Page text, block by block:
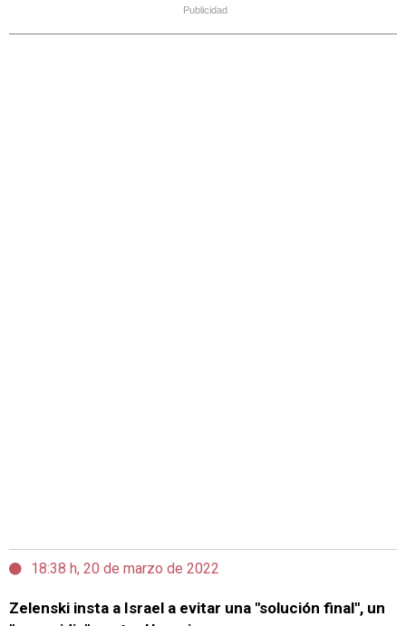
Publicidad
18:38 h, 20 de marzo de 2022
Zelenski insta a Israel a evitar una "solución final", un